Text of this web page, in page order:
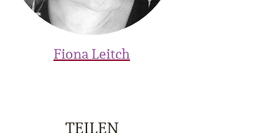
Fiona Leitch
TEILEN